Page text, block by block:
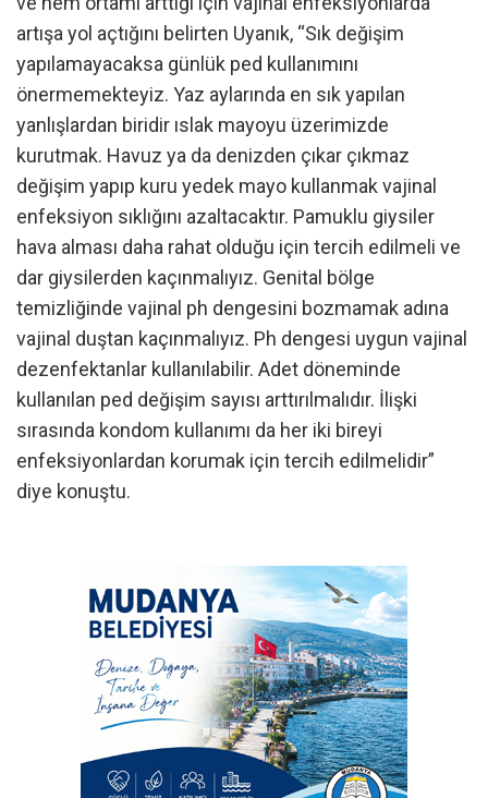
artışa yol açtığını belirten Uyanık, “Sık değişim
yapılamayacaksa günlük ped kullanımını
önermemekteyiz. Yaz aylarında en sık yapılan
yanlışlardan biridir ıslak mayoyu üzerimizde
kurutmak. Havuz ya da denizden çıkar çıkmaz
değişim yapıp kuru yedek mayo kullanmak vajinal
enfeksiyon sıklığını azaltacaktır. Pamuklu giysiler
hava alması daha rahat olduğu için tercih edilmeli ve
dar giysilerden kaçınmalıyız. Genital bölge
temizliğinde vajinal ph dengesini bozmamak adına
vajinal duştan kaçınmalıyız. Ph dengesi uygun vajinal
dezenfektanlar kullanılabilir. Adet döneminde
kullanılan ped değişim sayısı arttırılmalıdır. İlişki
sırasında kondom kullanımı da her iki bireyi
enfeksiyonlardan korumak için tercih edilmelidir”
diye konuştu.